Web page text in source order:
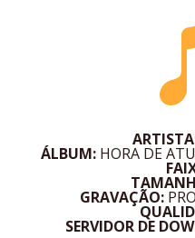
ÁLBUM: HORA DE
GRAVAÇÃO:
SERVIDOR DE